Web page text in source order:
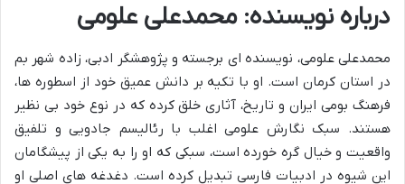
درباره نویسنده: محمدعلی علومی
محمدعلی علومی، نویسنده ای برجسته و پژوهشگر ادبی، زاده شهر بم
در استان کرمان است. او با تکیه بر دانش عمیق خود از اسطوره ها،
فرهنگ بومی ایران و تاریخ، آثاری خلق کرده که در نوع خود بی نظیر
هستند. سبک نگارش علومی اغلب با رئالیسم جادویی و تلفیق
واقعیت و خیال گره خورده است، سبکی که او را به یکی از پیشگامان
این شیوه در ادبیات فارسی تبدیل کرده است. دغدغه های اصلی او